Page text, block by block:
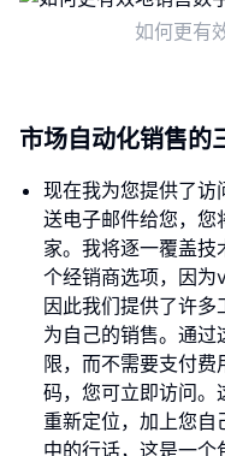
如何更有
市场自动化销售的
现在我为您提供了访
送电子邮件给您，
家。我将逐一覆盖
个经销商选项，因为
因此我们提供了许
为自己的销售。通过
限，而不需要支付
码，您可立即访问。
重新定位，加上您自
中的行话，这是一个